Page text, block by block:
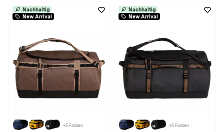
Nachhaltig
New Arrival
+5 Farben
Nachhaltig
New Arrival
+5 Farben